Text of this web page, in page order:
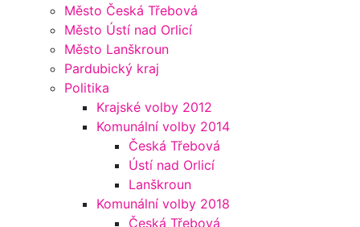
Město Česká Třebová
Město Ústí nad Orlicí
Město Lanškroun
Pardubický kraj
Politika
Krajské volby 2012
Komunální volby 2014
Česká Třebová
Ústí nad Orlicí
Lanškroun
Komunální volby 2018
Česká Třebová